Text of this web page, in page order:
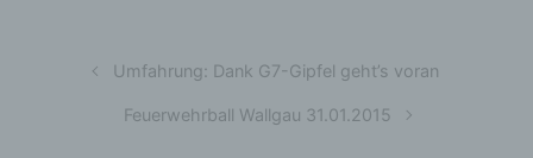
Umfahrung: Dank G7-Gipfel geht’s voran
Feuerwehrball Wallgau 31.01.2015